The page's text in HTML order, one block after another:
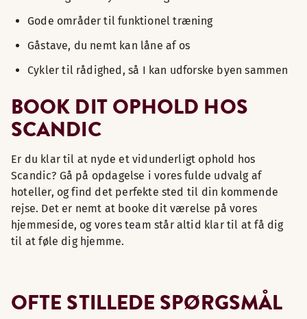
Gode områder til funktionel træning
Gåstave, du nemt kan låne af os
Cykler til rådighed, så I kan udforske byen sammen
BOOK DIT OPHOLD HOS
SCANDIC
Er du klar til at nyde et vidunderligt ophold hos
Scandic? Gå på opdagelse i vores fulde udvalg af
hoteller, og find det perfekte sted til din kommende
rejse. Det er nemt at booke dit værelse på vores
hjemmeside, og vores team står altid klar til at få dig
til at føle dig hjemme.
OFTE STILLEDE SPØRGSMÅL